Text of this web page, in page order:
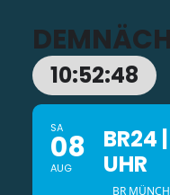
10:52:48
SA
08
AUG
BR24
UHR
BR